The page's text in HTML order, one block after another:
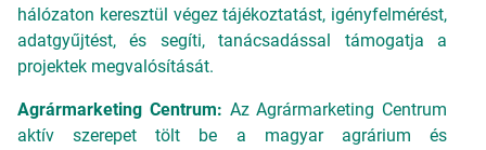
hálózaton keresztül végez tájékoztatást, igényfelmérést,
adatgyűjtést, és segíti, tanácsadással támogatja a
projektek megvalósítását.
Agrármarketing Centrum: Az Agrármarketing Centrum
aktív szerepet tölt be a magyar agrárium és